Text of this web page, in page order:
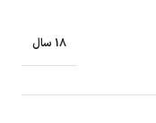
18 سال